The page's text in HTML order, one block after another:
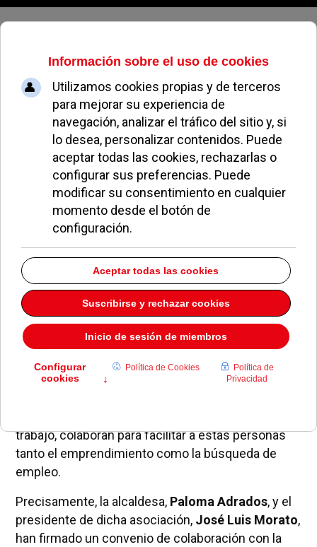
Viernes, 07 de agosto de 2026
¿Cómo encontrar empleo en
Pozuelo siendo mayor de 40 años?
REDACCIÓN NOTICIAS DE POZUELO 17 JUNIO 2014
Ayuntamiento de Pozuelo de Alarcóny la
trabajo, colaboran para facilitar a estas personas
tanto el emprendimiento como la búsqueda de
empleo.
Precisamente, la alcaldesa, Paloma Adrados, y el
presidente de dicha asociación, José Luis Morato,
han firmado un convenio de colaboración con la